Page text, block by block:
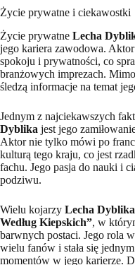
Życie prywatne i ciekawostki
Życie prywatne Lecha
jego kariera zawodowa.
spokoju i prywatności, co
branżowych imprezach.
śledzą informacje na temat
Jednym z najciekawszych
Dyblika jest jego
Aktor nie tylko mówi po
kulturą tego kraju, co jest
fachu. Jego pasja do nauki i
podziwu.
Wielu kojarzy Lecha Dyblika
Według Kiepskich”, w
barwnych postaci. Jego rola
wielu fanów i stała się
momentów w jego karierze.